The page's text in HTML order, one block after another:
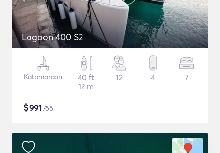
Lagoon 400 S2
Katamaraan
40 ft
12 m
12 4 7
$991 /öö